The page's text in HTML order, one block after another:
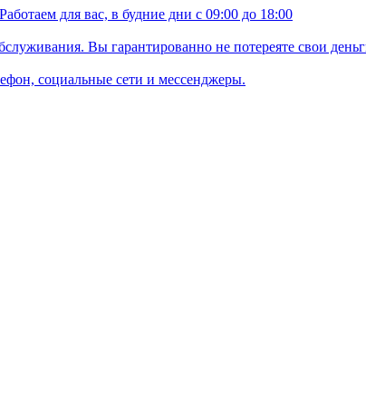
для вас, в будние дни с 09:00 до 18:00
Вы гарантированно не потереяте свои
социальные сети и мессенджеры.